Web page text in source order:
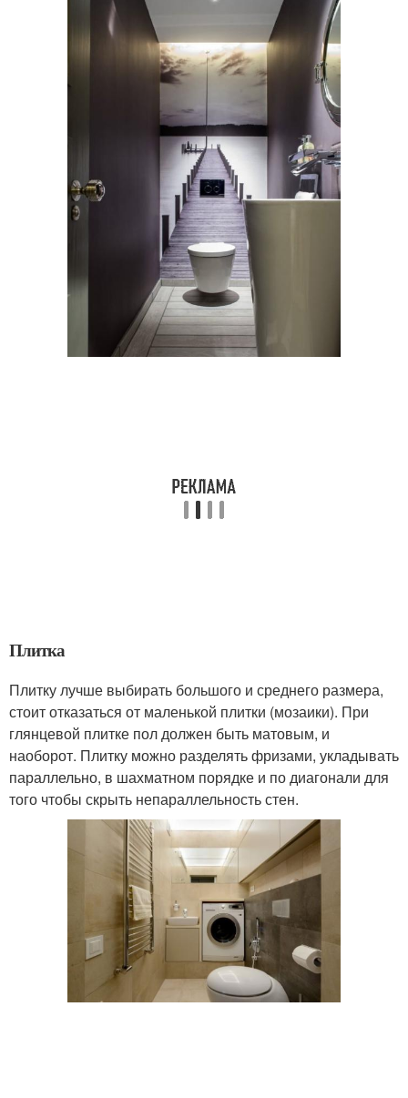
Плитка
Плитку лучше выбирать большого и среднего размера,
стоит отказаться от маленькой плитки (мозаики). При
глянцевой плитке пол должен быть матовым, и
наоборот. Плитку можно разделять фризами, укладывать
параллельно, в шахматном порядке и по диагонали для
того чтобы скрыть непараллельность стен.